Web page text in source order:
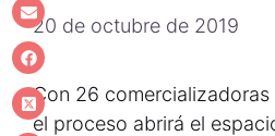
20 de octubre de 2019
Con 26
el proceso abrirá el